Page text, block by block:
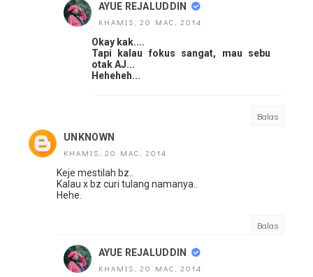
AYUE REJALUDDIN
KHAMIS, 20 MAC, 2014
Okay kak....
Tapi kalau fokus sangat, mau sebu
otak AJ...
Heheheh...
Balas
UNKNOWN
KHAMIS, 20 MAC, 2014
Keje mestilah bz..
Kalau x bz curi tulang namanya..
Hehe.
Balas
AYUE REJALUDDIN
KHAMIS, 20 MAC, 2014